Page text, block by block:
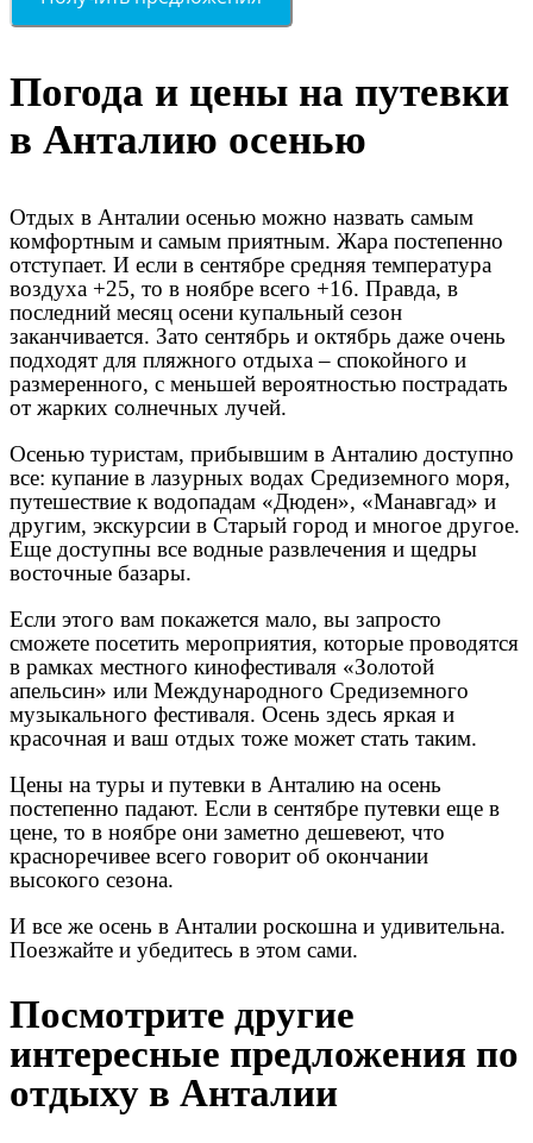
Погода и цены на путевки
в Анталию осенью
Отдых в Анталии осенью можно назвать самым
комфортным и самым приятным. Жара постепенно
отступает. И если в сентябре средняя температура
воздуха +25, то в ноябре всего +16. Правда, в
последний месяц осени купальный сезон
заканчивается. Зато сентябрь и октябрь даже очень
подходят для пляжного отдыха – спокойного и
размеренного, с меньшей вероятностью пострадать
от жарких солнечных лучей.
Осенью туристам, прибывшим в Анталию доступно
все: купание в лазурных водах Средиземного моря,
путешествие к водопадам «Дюден», «Манавгад» и
другим, экскурсии в Старый город и многое другое.
Еще доступны все водные развлечения и щедры
восточные базары.
Если этого вам покажется мало, вы запросто
сможете посетить мероприятия, которые проводятся
в рамках местного кинофестиваля «Золотой
апельсин» или Международного Средиземного
музыкального фестиваля. Осень здесь яркая и
красочная и ваш отдых тоже может стать таким.
Цены на туры и путевки в Анталию на осень
постепенно падают. Если в сентябре путевки еще в
цене, то в ноябре они заметно дешевеют, что
красноречивее всего говорит об окончании
высокого сезона.
И все же осень в Анталии роскошна и удивительна.
Поезжайте и убедитесь в этом сами.
Посмотрите другие
интересные предложения по
отдыху в Анталии